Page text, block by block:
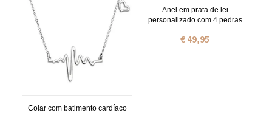
Colar com batimento cardíaco
Anel em prata de lei
personalizado com 4 pedras
€ 49,95